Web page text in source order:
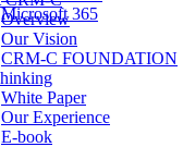
Microsoft 365
Overview
Our Vision
CRM-C FOUNDATION
White Paper
Our Experience
E-book